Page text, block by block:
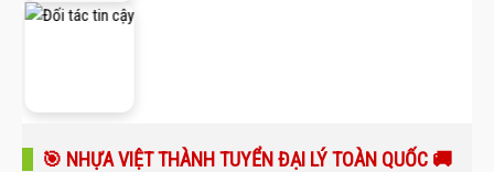
🎯 NHỰA VIỆT THÀNH TUYỂN ĐẠI LÝ TOÀN QUỐC 🚚